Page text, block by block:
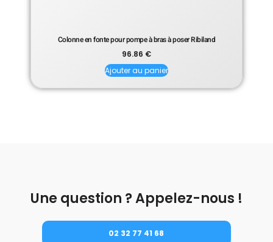
Colonne en fonte pour pompe à bras à poser Ribiland
96.86 €
Ajouter au panier
Une question ? Appelez-nous !
02 32 77 41 68